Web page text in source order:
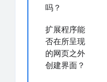
吗？
扩展程序能
否在所呈现
的网页之外
创建界面？